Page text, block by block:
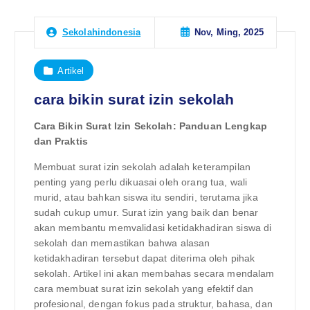
Sekolahindonesia Nov, Ming, 2025
Artikel
cara bikin surat izin sekolah
Cara Bikin Surat Izin Sekolah: Panduan Lengkap
dan Praktis
Membuat surat izin sekolah adalah keterampilan
penting yang perlu dikuasai oleh orang tua, wali
murid, atau bahkan siswa itu sendiri, terutama jika
sudah cukup umur. Surat izin yang baik dan benar
akan membantu memvalidasi ketidakhadiran siswa di
sekolah dan memastikan bahwa alasan
ketidakhadiran tersebut dapat diterima oleh pihak
sekolah. Artikel ini akan membahas secara mendalam
cara membuat surat izin sekolah yang efektif dan
profesional, dengan fokus pada struktur, bahasa, dan